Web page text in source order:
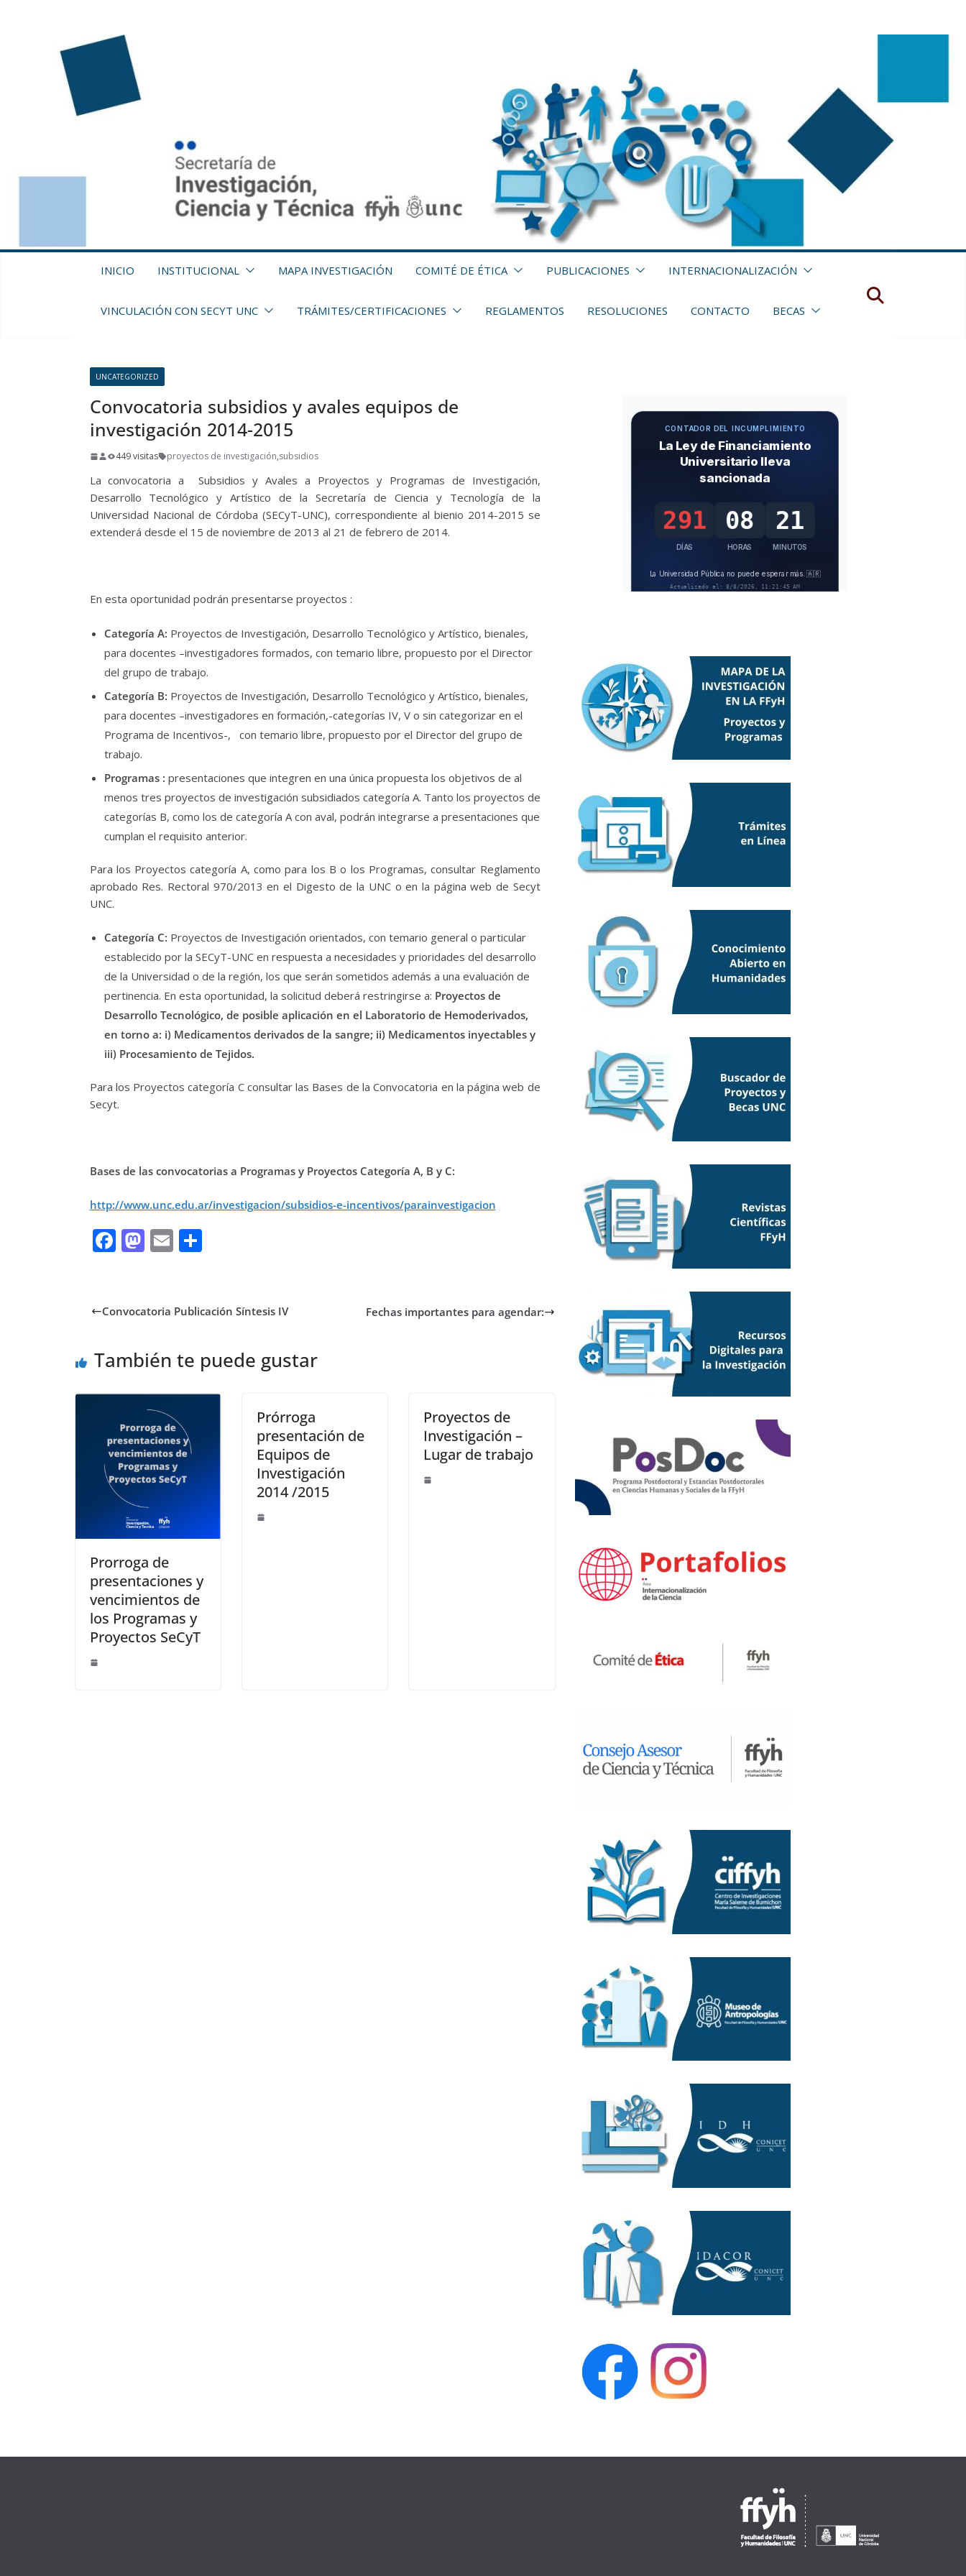
INICIO INSTITUCIONAL MAPA INVESTIGACIÓN COMITÉ DE ÉTICA PUBLICACIONES INTERNACIONALIZACIÓN
VINCULACIÓN CON SECYT UNC TRÁMITES/CERTIFICACIONES REGLAMENTOS RESOLUCIONES CONTACTO BECAS
UNCATEGORIZED
Convocatoria subsidios y avales equipos de
investigación 2014-2015
449 visitas proyectos de investigación,subsidios
La convocatoria a Subsidios y Avales a Proyectos y Programas de Investigación,
Desarrollo Tecnológico y Artístico de la Secretaría de Ciencia y Tecnología de la
Universidad Nacional de Córdoba (SECyT-UNC), correspondiente al bienio 2014-2015 se
extenderá desde el 15 de noviembre de 2013 al 21 de febrero de 2014.
En esta oportunidad podrán presentarse proyectos :
Categoría A: Proyectos de Investigación, Desarrollo Tecnológico y Artístico, bienales,
para docentes –investigadores formados, con temario libre, propuesto por el Director
del grupo de trabajo.
Categoría B: Proyectos de Investigación, Desarrollo Tecnológico y Artístico, bienales,
para docentes –investigadores en formación,-categorías IV, V o sin categorizar en el
Programa de Incentivos-, con temario libre, propuesto por el Director del grupo de
trabajo.
Programas : presentaciones que integren en una única propuesta los objetivos de al
menos tres proyectos de investigación subsidiados categoría A. Tanto los proyectos de
categorías B, como los de categoría A con aval, podrán integrarse a presentaciones que
cumplan el requisito anterior.
Para los Proyectos categoría A, como para los B o los Programas, consultar Reglamento
aprobado Res. Rectoral 970/2013 en el Digesto de la UNC o en la página web de Secyt
UNC.
Categoría C: Proyectos de Investigación orientados, con temario general o particular
establecido por la SECyT-UNC en respuesta a necesidades y prioridades del desarrollo
de la Universidad o de la región, los que serán sometidos además a una evaluación de
pertinencia. En esta oportunidad, la solicitud deberá restringirse a: Proyectos de
Desarrollo Tecnológico, de posible aplicación en el Laboratorio de Hemoderivados,
en torno a: i) Medicamentos derivados de la sangre; ii) Medicamentos inyectables y
iii) Procesamiento de Tejidos.
Para los Proyectos categoría C consultar las Bases de la Convocatoria en la página web de
Secyt.
Bases de las convocatorias a Programas y Proyectos Categoría A, B y C:
http://www.unc.edu.ar/investigacion/subsidios-e-incentivos/parainvestigacion
F
b
o
M
d
n
E
l
C
p
ti
r
Convocatoria Publicación Síntesis IV Fechas importantes para agendar:
También te puede gustar
Prorroga de
presentaciones y
vencimientos de
los Programas y
Proyectos SeCyT
Prórroga
presentación de
Equipos de
Investigación
2014 /2015
Proyectos de
Investigación –
Lugar de trabajo